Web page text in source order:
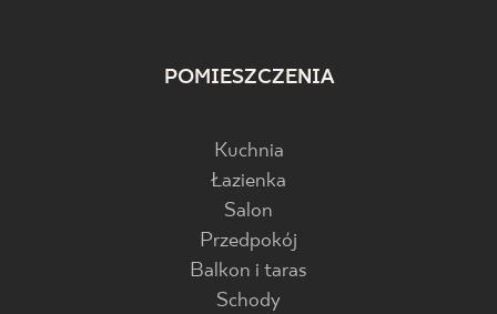
POMIESZCZENIA
Kuchnia
Łazienka
Salon
Przedpokój
Balkon i taras
Schody